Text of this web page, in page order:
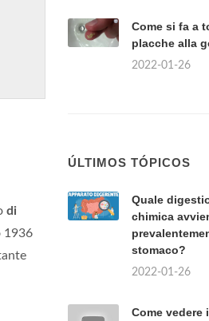
di
1936
Come si fa a
placche alla
2022-01-26
ÚLTIMOS TÓPICOS
Quale
chimica
stomaco?
2022-01-26
Come vedere